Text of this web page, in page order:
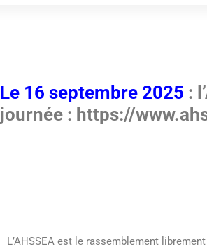
Le 16 septembre 2025 :
journée : https://
L’AHSSEA est le rassemblement